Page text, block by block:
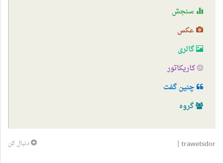
سنجش
عکس
گالری
کاریکاتور
چنین گفت
گروه
دنبال کن trawetsdor
|